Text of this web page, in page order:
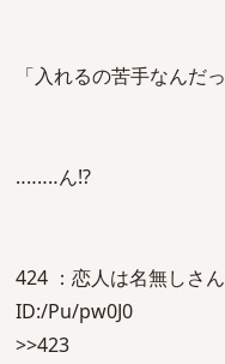
「入れるの苦手なんだっ
‥‥‥‥ん!?
424 ：恋人は名無しさ
ID:/Pu/pw0J0
>>423